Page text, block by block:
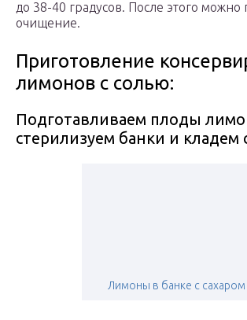
до 38-40 градусов. После этого можно
очищение.
Приготовление
лимонов с солью:
Подготавливаем плоды
стерилизуем банки и кладем
Лимоны в банке с сахаром